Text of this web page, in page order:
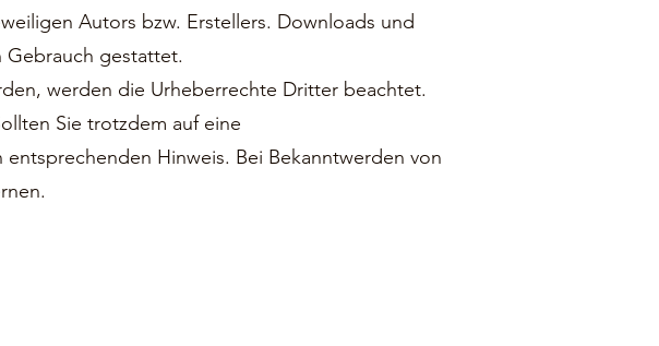
Autors bzw. Erstellers. Downloads und
Gebrauch gestattet.
werden die Urheberrechte Dritter beachtet.
Sie trotzdem auf eine
Hinweis. Bei Bekanntwerden von